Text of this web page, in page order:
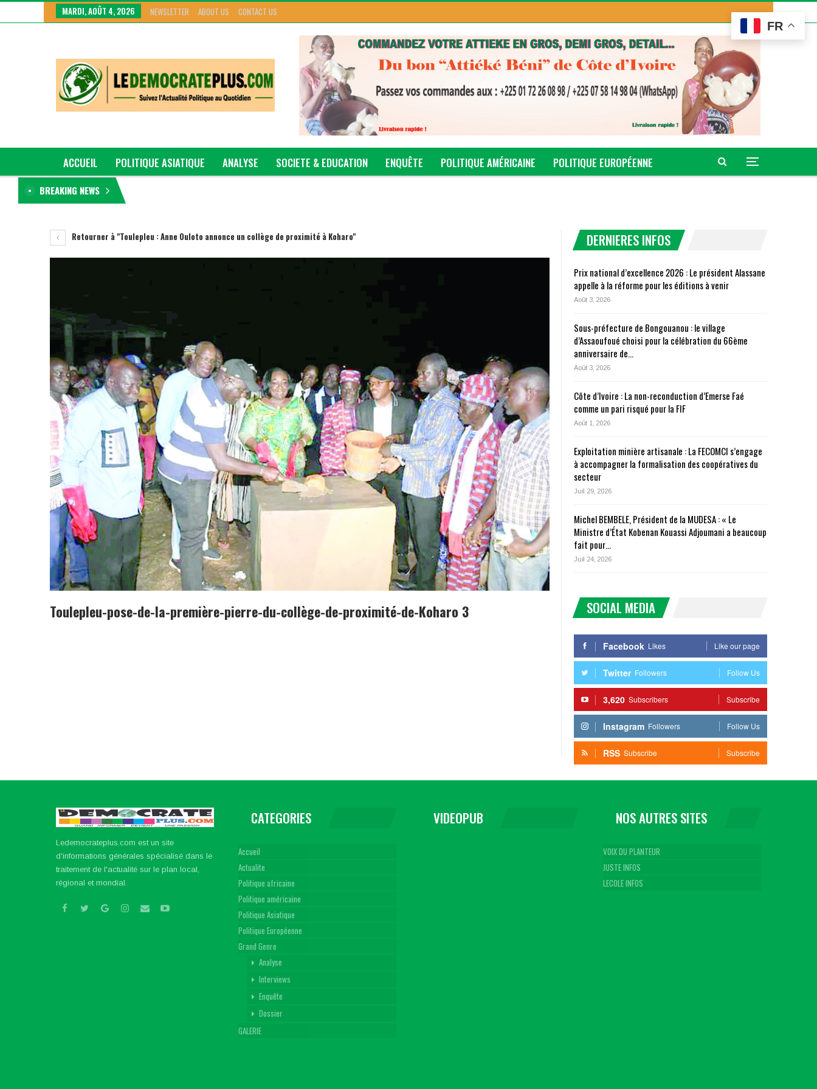
MARDI, AOÛT 4, 2026 NEWSLETTER ABOUT US CONTACT US
ACCUEIL POLITIQUE ASIATIQUE ANALYSE SOCIETE & EDUCATION ENQUÊTE POLITIQUE AMÉRICAINE
POLITIQUE EUROPÉENNE
GRAND GENRE
BREAKING NEWS
Retourner à "Toulepleu : Anne Ouloto annonce un collège de proximité à Koharo"
Toulepleu-pose-de-la-première-pierre-du-collège-de-proximité-de-Koharo 3
DERNIERES INFOS
Prix national d’excellence 2026 : Le président Alassane
appelle à la réforme pour les éditions à venir
Août 3, 2026
Sous-préfecture de Bongouanou : le village
d’Assaoufoué choisi pour la célébration du 66ème
anniversaire de…
Août 3, 2026
Côte d’Ivoire : La non-reconduction d’Emerse Faé
comme un pari risqué pour la FIF
Août 1, 2026
Exploitation minière artisanale : La FECOMCI s’engage
à accompagner la formalisation des coopératives du
secteur
Juil 29, 2026
Michel BEMBELE, Président de la MUDESA : « Le
Ministre d’État Kobenan Kouassi Adjoumani a beaucoup
fait pour…
Juil 24, 2026
SOCIAL MEDIA
Facebook Likes Like our page
Twitter Followers Follow Us
3,620 Subscribers Subscribe
Instagram Followers Follow Us
RSS Subscribe Subscribe
Ledemocrateplus.com est un site
d'informations générales spécialisé dans le
traitement de l'actualité sur le plan local,
régional et mondial.
CATEGORIES
Accueil
Actualite
Politique africaine
Politique américaine
Politique Asiatique
Politique Européenne
Grand Genre
Analyse
Interviews
Enquête
Dossier
GALERIE
VIDEOPUB NOS AUTRES SITES
VOIX DU PLANTEUR
JUSTE INFOS
LECOLE INFOS
FR